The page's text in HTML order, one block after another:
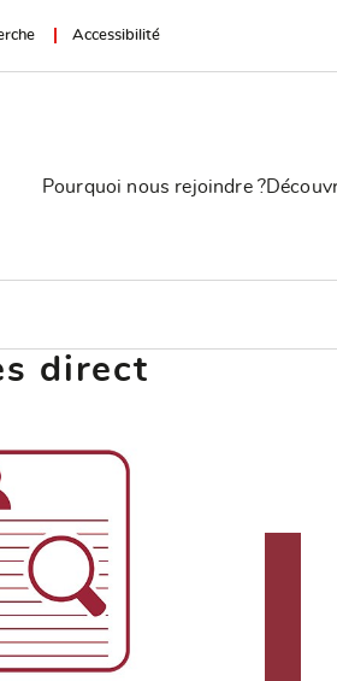
Accessibilité
Pourquoi nous rejoindre ?
direct